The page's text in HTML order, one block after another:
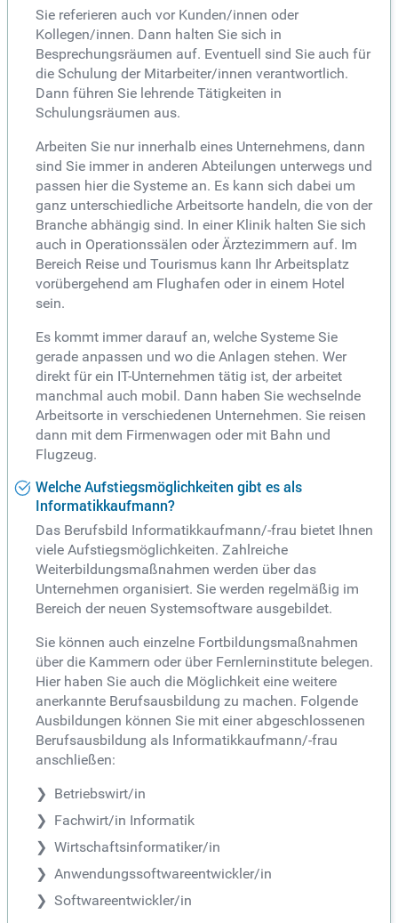
Sie referieren auch vor Kunden/innen oder
Kollegen/innen. Dann halten Sie sich in
Besprechungsräumen auf. Eventuell sind Sie auch für
die Schulung der Mitarbeiter/innen verantwortlich.
Dann führen Sie lehrende Tätigkeiten in
Schulungsräumen aus.
Arbeiten Sie nur innerhalb eines Unternehmens, dann
sind Sie immer in anderen Abteilungen unterwegs und
passen hier die Systeme an. Es kann sich dabei um
ganz unterschiedliche Arbeitsorte handeln, die von der
Branche abhängig sind. In einer Klinik halten Sie sich
auch in Operationssälen oder Ärztezimmern auf. Im
Bereich Reise und Tourismus kann Ihr Arbeitsplatz
vorübergehend am Flughafen oder in einem Hotel
sein.
Es kommt immer darauf an, welche Systeme Sie
gerade anpassen und wo die Anlagen stehen. Wer
direkt für ein IT-Unternehmen tätig ist, der arbeitet
manchmal auch mobil. Dann haben Sie wechselnde
Arbeitsorte in verschiedenen Unternehmen. Sie reisen
dann mit dem Firmenwagen oder mit Bahn und
Flugzeug.
Welche Aufstiegsmöglichkeiten gibt es als
Informatikkaufmann?
Das Berufsbild Informatikkaufmann/-frau bietet Ihnen
viele Aufstiegsmöglichkeiten. Zahlreiche
Weiterbildungsmaßnahmen werden über das
Unternehmen organisiert. Sie werden regelmäßig im
Bereich der neuen Systemsoftware ausgebildet.
Sie können auch einzelne Fortbildungsmaßnahmen
über die Kammern oder über Fernlerninstitute belegen.
Hier haben Sie auch die Möglichkeit eine weitere
anerkannte Berufsausbildung zu machen. Folgende
Ausbildungen können Sie mit einer abgeschlossenen
Berufsausbildung als Informatikkaufmann/-frau
anschließen:
Betriebswirt/in
Fachwirt/in Informatik
Wirtschaftsinformatiker/in
Anwendungssoftwareentwickler/in
Softwareentwickler/in